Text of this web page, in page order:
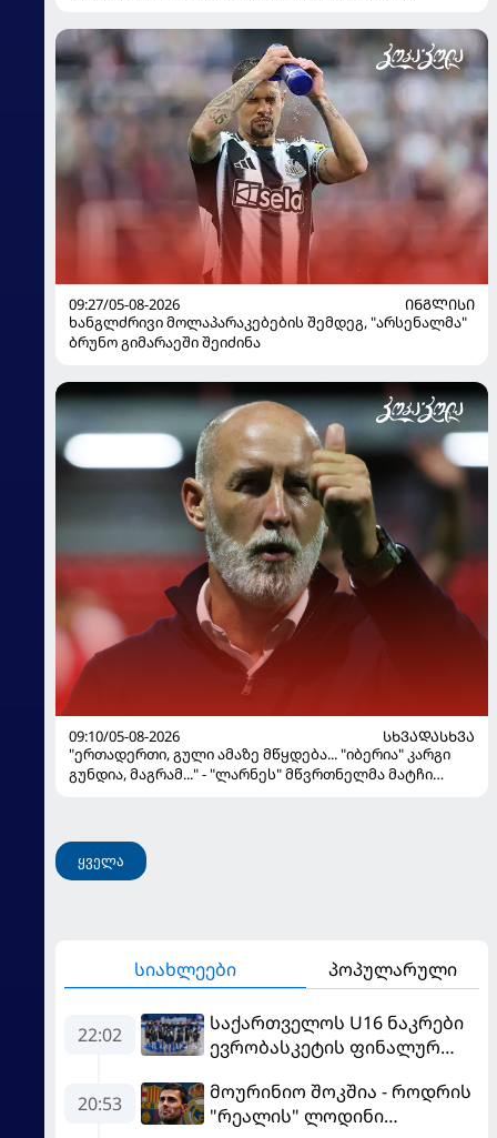
09:27/05-08-2026
ᲘᲜᲒᲚᲘᲡᲘ
ხანგლძრივი მოლაპარაკებების შემდეგ, "არსენალმა"
ბრუნო გიმარაეში შეიძინა
09:10/05-08-2026
ᲡᲮᲕᲐᲓᲐᲡᲮᲕᲐ
"ერთადერთი, გული ამაზე მწყდება... "იბერია" კარგი
გუნდია, მაგრამ..." - "ლარნეს" მწვრთნელმა მატჩი
ყველა
სიახლეები პოპულარული
22:02
საქართველოს U16 ნაკრები
ევრობასკეტის ფინალურ
ასპარეზობას იწყებს
20:53
მოურინიო შოკშია - როდრის
"რეალის" ლოდინი